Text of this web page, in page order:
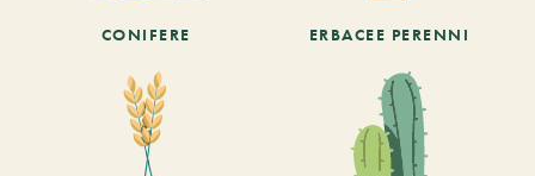
CONIFERE ERBACEE PERENNI